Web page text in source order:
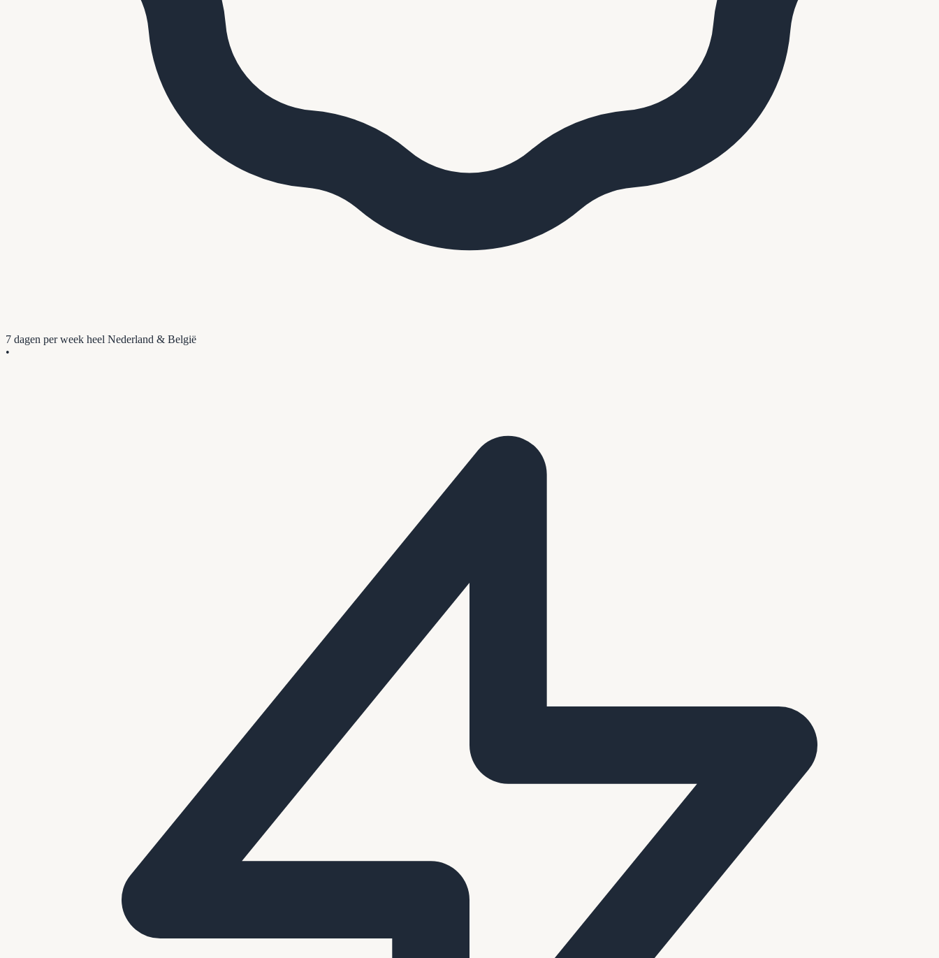
7 dagen per week heel Nederland & België
•